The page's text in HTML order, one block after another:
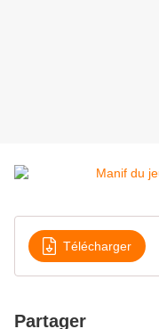
Télécharger
Partager